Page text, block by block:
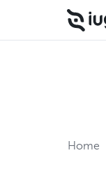
Home